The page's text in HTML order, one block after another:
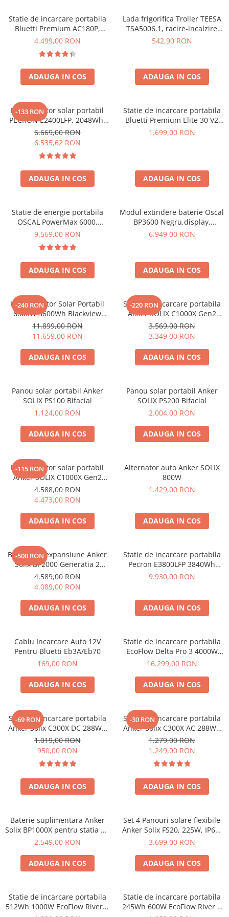
Componente sisteme de balcon
Statie de incarcare portabila
Bluetti Premium AC180P,
Ecran LCD, 1800W, 1440Wh,
4.499,00 RON
ADAUGA IN COS
Lada frigorifica Troller TEESA
TSA5006.1, racire-incalzire
35L, alimentare bricheta auto
542,90 RON
ADAUGA IN COS
-133 RON
Kit generator solar portabil
PECRON E2400LFP, 2048Wh,
2400W, 230V, Incarcare super
rapida, LiFePO4, Controler
MPPT dublu, Protectie BMS +
Panou solar 200W
6.669,00 RON
6.535,62 RON
ADAUGA IN COS
Statie de incarcare portabila
Bluetti Premium Elite 30 V2
600W 320Wh
1.699,00 RON
ADAUGA IN COS
Statie de energie portabila
OSCAL PowerMax 6000,
6000W (9000W varf), baterie
rapida in 1.96h, 14 porturi,
USB-C 100W, control
inteligent la distanta,
functionalitate UPS
9.569,00 RON
ADAUGA IN COS
Modul extindere baterie Oscal
BP3600 Negru,display,
compatibil cu Oscal
6.949,00 RON
ADAUGA IN COS
-240 RON
Kit Generator Solar Portabil
6000W 3600Wh Blackview
OSCAL PowerMax 6000 +
panou solar 400W
11.899,00 RON
11.659,00 RON
ADAUGA IN COS
-220 RON
Statie de incarcare portabila
Anker SOLIX C1000X Gen2
2000W 1024Wh
3.569,00 RON
3.349,00 RON
ADAUGA IN COS
Panou solar portabil Anker
SOLIX PS100 Bifacial
1.124,00 RON
ADAUGA IN COS
Panou solar portabil Anker
SOLIX PS200 Bifacial
2.004,00 RON
ADAUGA IN COS
-115 RON
Kit generator solar portabil
Anker SOLIX C1000X Gen2
2000W 1024Wh + panou 100W
4.588,00 RON
4.473,00 RON
ADAUGA IN COS
Alternator auto Anker SOLIX
800W
1.429,00 RON
ADAUGA IN COS
-500 RON
Baterie de expansiune Anker
Solix BP2000 Generatia 2
pentru Anker Solix C2000 Gen
2, 2048Wh
4.589,00 RON
4.089,00 RON
ADAUGA IN COS
Statie de incarcare portabila
Pecron E3800LFP 3840Wh
4200W + Carucior CADOU
9.930,00 RON
ADAUGA IN COS
Cablu Incarcare Auto 12V
Pentru Bluetti Eb3A/Eb70
169,00 RON
ADAUGA IN COS
Statie de incarcare portabila
EcoFlow Delta Pro 3 4000W
4096Wh
16.299,00 RON
ADAUGA IN COS
-69 RON
Statie de incarcare portabila
Anker Solix C300X DC 288Wh
300W
1.019,00 RON
950,00 RON
ADAUGA IN COS
-30 RON
Statie de incarcare portabila
Anker Solix C300X AC 288Wh
300W
1.279,00 RON
1.249,00 RON
ADAUGA IN COS
Baterie suplimentara Anker
Solix BP1000X pentru statia de
alimentare portabila Anker
2.549,00 RON
ADAUGA IN COS
Set 4 Panouri solare flexibile
Anker Solix FS20, 225W, IP67,
Tehnologie TOPCon
3.699,00 RON
ADAUGA IN COS
Statie de incarcare portabila
512Wh 1000W EcoFlow River 2
Statie de incarcare portabila
245Wh 600W EcoFlow River 3